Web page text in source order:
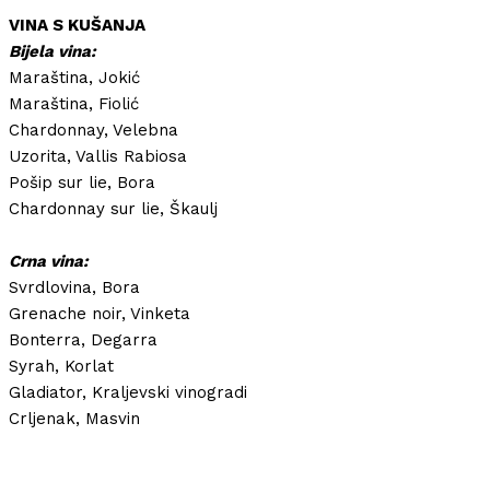
VINA S KUŠANJA
Bijela vina:
Maraština, Jokić
Maraština, Fiolić
Chardonnay, Velebna
Uzorita, Vallis Rabiosa
Pošip sur lie, Bora
Chardonnay sur lie, Škaulj
Crna vina:
Svrdlovina, Bora
Grenache noir, Vinketa
Bonterra, Degarra
Syrah, Korlat
Gladiator, Kraljevski vinogradi
Crljenak, Masvin